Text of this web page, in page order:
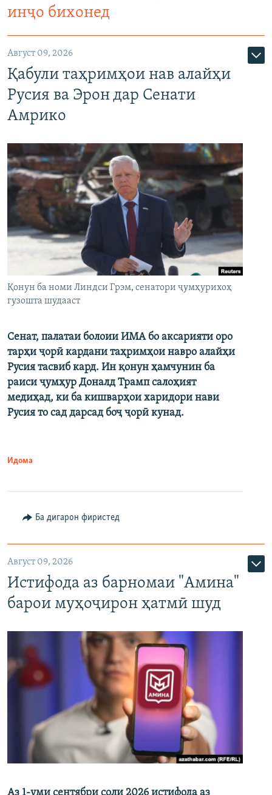
инҷо бихонед
Август 09, 2026
Қабули таҳримҳои нав алайҳи
Русия ва Эрон дар Сенати
Амрико
Қонун ба номи Линдси Грэм, сенатори ҷумҳурихоҳ
гузошта шудааст
Сенат, палатаи болоии ИМА бо аксарияти оро
тарҳи ҷорӣ кардани таҳримҳои навро алайҳи
Русия тасвиб кард. Ин қонун ҳамчунин ба
раиси ҷумҳур Доналд Трамп салоҳият
медиҳад, ки ба кишварҳои харидори нави
Русия то сад дарсад боҷ ҷорӣ кунад.
Идома
Ба дигарон фиристед
Август 09, 2026
Истифода аз барномаи "Амина"
барои муҳоҷирон ҳатмӣ шуд